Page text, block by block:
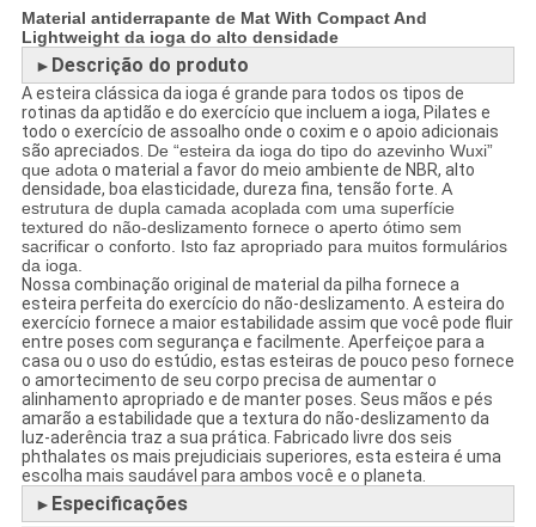
Material antiderrapante de Mat With Compact And
Lightweight da ioga do alto densidade
► Descrição do produto
A esteira clássica da ioga é grande para todos os tipos de
rotinas da aptidão e do exercício que incluem a ioga, Pilates e
todo o exercício de assoalho onde o coxim e o apoio adicionais
são apreciados. De “esteira da ioga do tipo do azevinho Wuxi”
que adotao material a favor do meio ambiente de NBR, alto
densidade, boa elasticidade, dureza fina, tensão forte. A
estrutura de dupla camada acoplada com uma superfície
textured do não-deslizamento fornece o aperto ótimo sem
sacrificar o conforto. Isto faz apropriado para muitos formulários
da ioga.
Nossa combinação original de material da pilha fornece a
esteira perfeita do exercício do não-deslizamento. A esteira do
exercício fornece a maior estabilidade assim que você pode fluir
entre poses com segurança e facilmente. Aperfeiçoe para a
casa ou o uso do estúdio, estas esteiras de pouco peso fornece
o amortecimento de seu corpo precisa de aumentar o
alinhamento apropriado e de manter poses. Seus mãos e pés
amarão a estabilidade que a textura do não-deslizamento da
luz-aderência traz a sua prática. Fabricado livre dos seis
phthalates os mais prejudiciais superiores, esta esteira é uma
escolha mais saudável para ambos você e o planeta.
► Especificações